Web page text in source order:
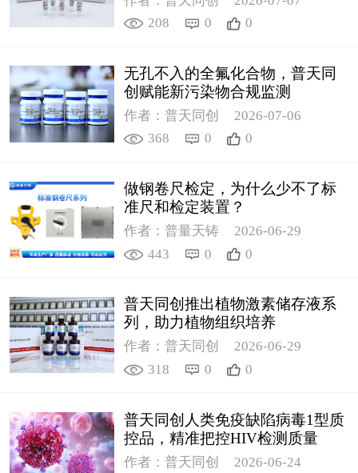
208
0 0
无孔不入的全氟化合物，普天同
创赋能新污染物合规监测
作者：普天同创
2026-07-06
368
0 0
做钢卷尺检定，为什么少不了标
准尺和检定装置？
作者：普量天铸
2026-06-29
443
0 0
普天同创推出植物激素储存液系
列，助力植物组织培养
作者：普天同创
2026-06-29
318
0 0
普天同创人类免疫缺陷病毒1型质
控品，精准把控HIV检测质量
作者：普天同创
2026-06-24